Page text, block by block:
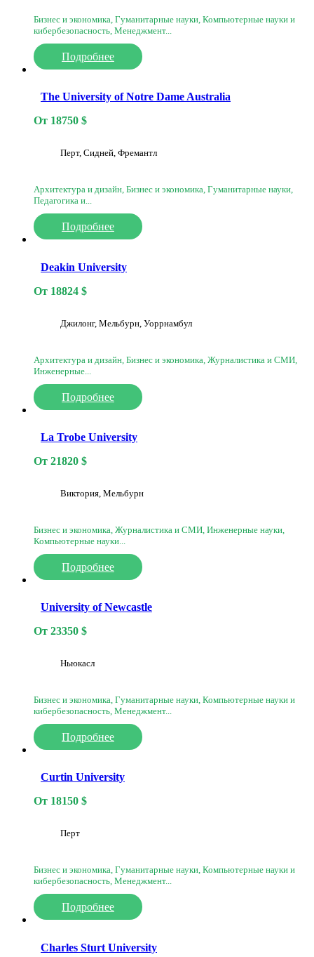
Бизнес и экономика, Гуманитарные науки, Компьютерные науки и
кибербезопасность, Менеджмент...
Подробнее
The University of Notre Dame Australia
От 18750 $
Перт, Сидней, Фремантл
Архитектура и дизайн, Бизнес и экономика, Гуманитарные науки,
Педагогика и...
Подробнее
Deakin University
От 18824 $
Джилонг, Мельбурн, Уоррнамбул
Архитектура и дизайн, Бизнес и экономика, Журналистика и СМИ,
Инженерные...
Подробнее
La Trobe University
От 21820 $
Виктория, Мельбурн
Бизнес и экономика, Журналистика и СМИ, Инженерные науки,
Компьютерные науки...
Подробнее
University of Newcastle
От 23350 $
Ньюкасл
Бизнес и экономика, Гуманитарные науки, Компьютерные науки и
кибербезопасность, Менеджмент...
Подробнее
Curtin University
От 18150 $
Перт
Бизнес и экономика, Гуманитарные науки, Компьютерные науки и
кибербезопасность, Менеджмент...
Подробнее
Charles Sturt University